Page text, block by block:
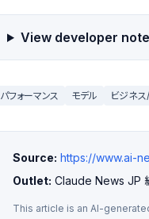
View developer
パフォーマンス モデル ビジネ
Source: https://www.ai-
Outlet: Claude News JP
This article is an AI-